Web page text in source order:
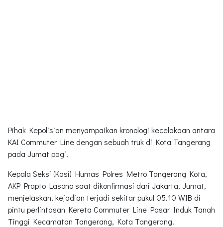
Pihak Kepolisian menyampaikan kronologi kecelakaan antara
KAI Commuter Line dengan sebuah truk di Kota Tangerang
pada Jumat pagi.
Kepala Seksi (Kasi) Humas Polres Metro Tangerang Kota,
AKP Prapto Lasono saat dikonfirmasi dari Jakarta, Jumat,
menjelaskan, kejadian terjadi sekitar pukul 05.10 WIB di
pintu perlintasan Kereta Commuter Line Pasar Induk Tanah
Tinggi Kecamatan Tangerang, Kota Tangerang.